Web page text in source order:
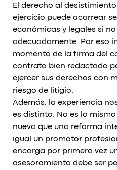
El derecho al
ejercicio puede acarrear
económicas y legales si
adecuadamente. Por eso
momento de la firma del
contrato bien redactado
ejercer sus derechos con
riesgo de litigio.
Además, la experiencia
es distinto. No es lo
nueva que una reforma
igual un promotor
encarga por primera vez
asesoramiento debe ser